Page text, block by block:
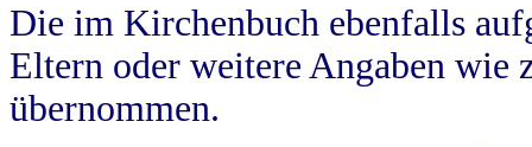
Die im Kirchenbuch ebenfalls
Eltern oder weitere Angaben wie
übernommen.